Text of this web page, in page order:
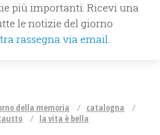
più importanti. Ricevi una
le notizie del giorno
rassegna via email.
della memoria
catalogna
la vita è bella